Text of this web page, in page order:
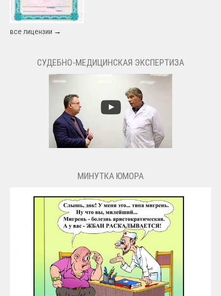
все лицензии →
СУДЕБНО-МЕДИЦИНСКАЯ ЭКСПЕРТИЗА
МИНУТКА ЮМОРА